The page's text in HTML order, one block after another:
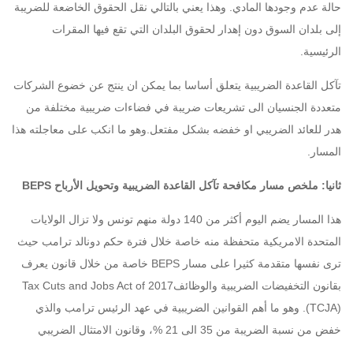
حالة عدم وجودها المادي. وهذا يعني بالتالي نقل الحقوق الخاضعة للضريبة
إلى بلدان السوق دون إهدار لحقوق البلدان التي تقع فيها المقرات
الرئيسية.
تآكل القاعدة الضريبية يتعلق أساسا بما يمكن ان ينتج عن خضوع الشركات
متعددة الجنسيان الى تشريعات ضريبة في فضاءات ضريبية مختلفة من
هدر للعائد الضريبي او خفضه بشكل مفتعل.وهو ما انكب على معاجلته هذا
المسار.
ثانيا: ملخص مسار مكافحة تآكل القاعدة الضريبية وتحويل الأرباح BEPS
هذا المسار يضم اليوم أكثر من 140 دولة منهم تونس ولا تزال الولايات
المتحدة الامريكية متحفظة منه خاصة خلال فترة حكم دونالد ترامب حيث
ترى نفسها متقدمة كثيرا على مسار BEPS خاصة من خلال قانون يعرف
بقانون التخفيضات الضريبية والوظائفTax Cuts and Jobs Act of 2017
(TCJA). وهو ما أهم القوانين الضريبية في عهد الرئيس ترامب والذي
خفض من نسبة الضريبة من 35 الى 21 %، وقانون الامتثال الضريبي